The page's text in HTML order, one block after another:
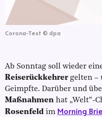
Corona-Test © dpa
Ab Sonntag soll wieder
Reiserückkehrergelten –
Geimpfte. Darüber und
Maßnahmen hat „Welt“-
Rosenfeld im Morning